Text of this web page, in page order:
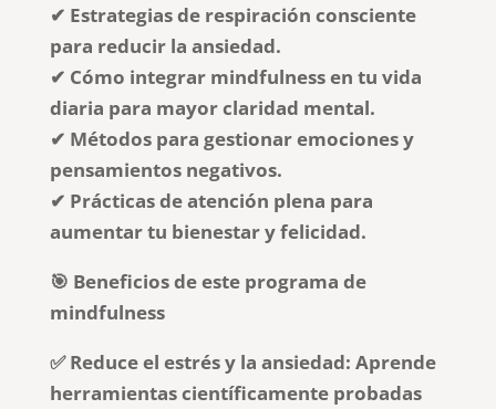
✔ Estrategias de respiración consciente
para reducir la ansiedad.
✔ Cómo integrar mindfulness en tu vida
diaria para mayor claridad mental.
✔ Métodos para gestionar emociones y
pensamientos negativos.
✔ Prácticas de atención plena para
aumentar tu bienestar y felicidad.
🎯 Beneficios de este programa de
mindfulness
✅ Reduce el estrés y la ansiedad: Aprende
herramientas científicamente probadas